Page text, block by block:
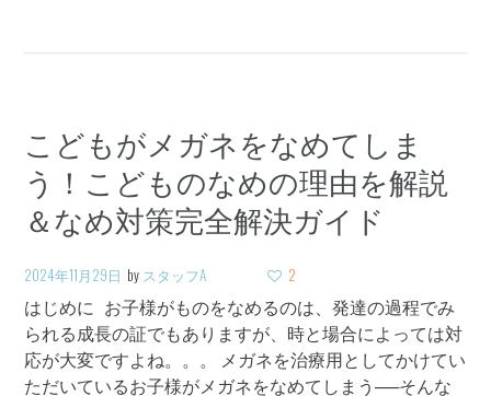
こどもがメガネをなめてしま
う！こどものなめの理由を解説
＆なめ対策完全解決ガイド
2024年11月29日 by スタッフA 2
はじめに お子様がものをなめるのは、発達の過程でみ
られる成長の証でもありますが、時と場合によっては対
応が大変ですよね。。。 メガネを治療用としてかけてい
ただいているお子様がメガネをなめてしまう──そんな